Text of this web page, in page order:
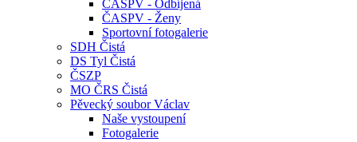
ČASPV - Odbíjená
ČASPV - Ženy
Sportovní fotogalerie
SDH Čistá
DS Tyl Čistá
ČSZP
MO ČRS Čistá
Pěvecký soubor Václav
Naše vystoupení
Fotogalerie